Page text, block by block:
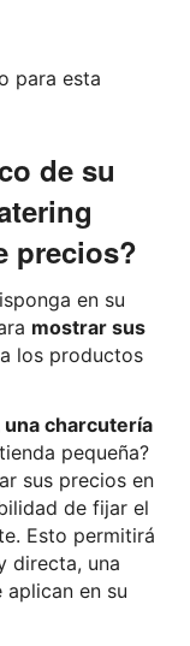
para esta
de su
precios?
en su
mostrar sus
los productos
charcutería
pequeña?
sus precios en
de fijar el
Esto permitirá
directa, una
en su